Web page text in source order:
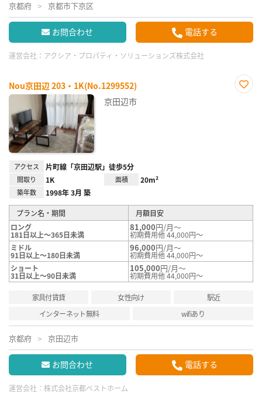
京都府 京都市下京区
お問合わせ 電話する
運営会社： アクシア・プロパティ・ソリューションズ株式会社
Nou京田辺 203・1K(No.1299552)
京田辺市
アクセス 片町線「京田辺駅」徒歩5分
間取り 1K 面積 20m²
築年数 1998年 3月 築
プラン名・期間
月額目安
ロング
181日以上～365日未満
81,000円/月～
初期費用他 44,000円～
ミドル
91日以上～180日未満
96,000円/月～
初期費用他 44,000円～
ショート
31日以上～90日未満
105,000円/月～
初期費用他 44,000円～
家具付賃貸 女性向け
駅近
インターネット無料
wifiあり
京都府 京田辺市
お問合わせ 電話する
運営会社： 株式会社京都ベストホーム